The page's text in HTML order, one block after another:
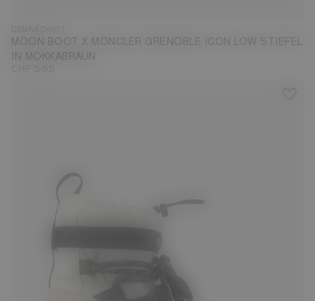
MOON BOOT X MONCLER GRENOBLE ICON LOW STIEFEL
IN MOKKABRAUN